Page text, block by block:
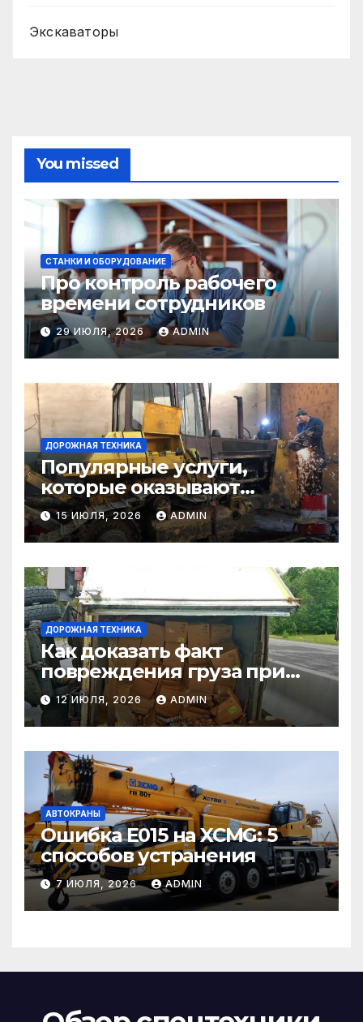
Экскаваторы
You missed
СТАНКИ И ОБОРУДОВАНИЕ
Про контроль рабочего
времени сотрудников
29 ИЮЛЯ, 2026 ADMIN
ДОРОЖНАЯ ТЕХНИКА
Популярные услуги,
которые оказывают
самосвалы в строительстве
и логистике
15 ИЮЛЯ, 2026 ADMIN
ДОРОЖНАЯ ТЕХНИКА
Как доказать факт
повреждения груза при
страховом случае
12 ИЮЛЯ, 2026 ADMIN
АВТОКРАНЫ
Ошибка E015 на XCMG: 5
способов устранения
7 ИЮЛЯ, 2026 ADMIN